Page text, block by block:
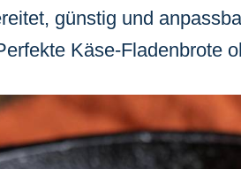
günstig und
Käse-Fladenbrote